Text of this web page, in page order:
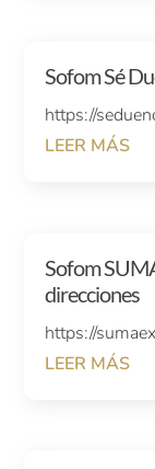
Sofom Sé
https://
LEER MÁS
Sofom
direcciones
https://
LEER MÁS